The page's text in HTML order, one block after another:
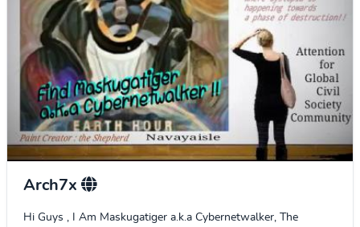
Arch7x
Hi Guys , I Am Maskugatiger a.k.a Cybernetwalker, The